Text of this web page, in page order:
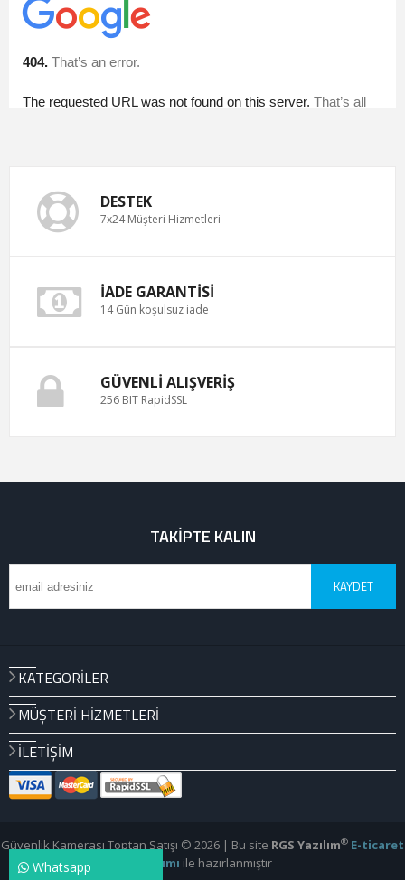
DESTEK
7x24 Müşteri Hizmetleri
İADE GARANTISI
14 Gün koşulsuz iade
GÜVENLI ALIŞVERIŞ
256 BIT RapidSSL
TAKIPTE KALIN
KAYDET
KATEGORILER
MÜŞTERI HIZMETLERI
İLETIŞIM
Güvenlik Kamerası Toptan Satışı © 2026 | Bu site RGS Yazılım® E-ticaret
Yazılımı ile hazırlanmıştır
Whatsapp